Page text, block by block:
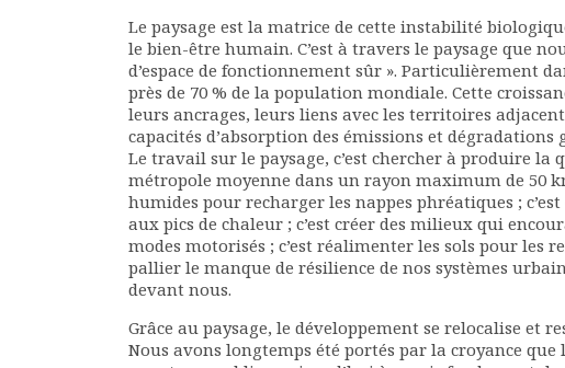
Le paysage est la matrice de cette instabilité
le bien-être humain. C’est à travers le paysage que
d’espace de fonctionnement sûr ». Particulièrement
près de 70 % de la population mondiale. Cette
leurs ancrages, leurs liens avec les territoires
capacités d’absorption des émissions et
Le travail sur le paysage, c’est chercher à produire
métropole moyenne dans un rayon maximum de 50
humides pour recharger les nappes phréatiques ;
aux pics de chaleur ; c’est créer des milieux qui
modes motorisés ; c’est réalimenter les sols pour les
pallier le manque de résilience de nos systèmes
devant nous.
Grâce au paysage, le développement se relocalise et
Nous avons longtemps été portés par la croyance